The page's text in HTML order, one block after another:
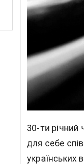
30-ти річний
для себе
українських